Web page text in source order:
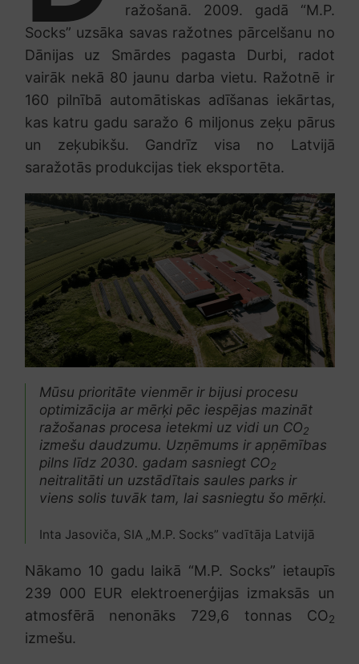
ražošanā. 2009. gadā “M.P.
Socks” uzsāka savas ražotnes pārcelšanu no
Dānijas uz Smārdes pagasta Durbi, radot
vairāk nekā 80 jaunu darba vietu. Ražotnē ir
160 pilnībā automātiskas adīšanas iekārtas,
kas katru gadu saražo 6 miljonus zeķu pārus
un zeķubikšu. Gandrīz visa no Latvijā
saražotās produkcijas tiek eksportēta.
Mūsu prioritāte vienmēr ir bijusi procesu
optimizācija ar mērķi pēc iespējas mazināt
ražošanas procesa ietekmi uz vidi un CO2
izmešu daudzumu. Uzņēmums ir apņēmības
pilns līdz 2030. gadam sasniegt CO2
neitralitāti un uzstādītais saules parks ir
viens solis tuvāk tam, lai sasniegtu šo mērķi.
Inta Jasoviča, SIA „M.P. Socks” vadītāja Latvijā
Nākamo 10 gadu laikā “M.P. Socks” ietaupīs
239 000 EUR elektroenerģijas izmaksās un
atmosfērā nenonāks 729,6 tonnas CO2
izmešu.